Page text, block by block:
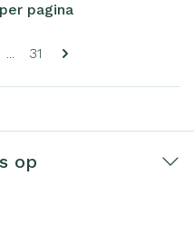
pagina
... Pagina
31
per pagina
op